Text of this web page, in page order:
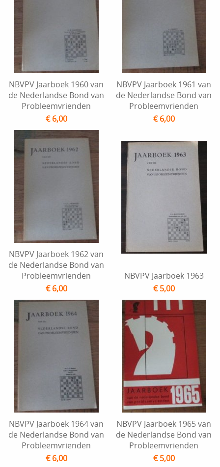
NBVPV Jaarboek 1960 van
de Nederlandse Bond van
Probleemvrienden
€ 6,00
NBVPV Jaarboek 1961 van
de Nederlandse Bond van
Probleemvrienden
€ 6,00
NBVPV Jaarboek 1962 van
de Nederlandse Bond van
Probleemvrienden
€ 6,00
NBVPV Jaarboek 1963
€ 5,00
NBVPV Jaarboek 1964 van
de Nederlandse Bond van
Probleemvrienden
€ 6,00
NBVPV Jaarboek 1965 van
de Nederlandse Bond van
Probleemvrienden
€ 5,00